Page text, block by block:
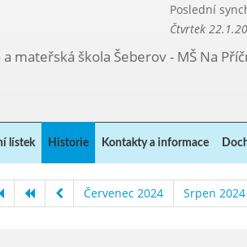
Poslední
Čtvrtek
mateřská škola Šeberov - MŠ Na
lístek Historie Kontakty a informace
Červenec 2024 Srpen 2024